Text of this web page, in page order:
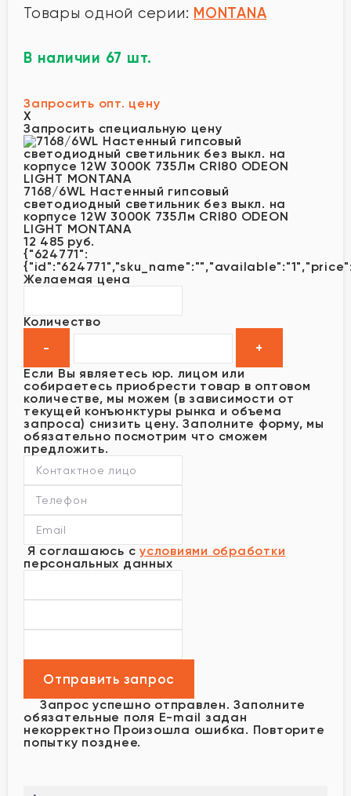
Товары одной серии: MONTANA
В наличии 67 шт.
Запросить опт. цену
X
Запросить специальную цену
7168/6WL Настенный гипсовый
светодиодный светильник без выкл. на
корпусе 12W 3000K 735Лм CRI80 ODEON
LIGHT MONTANA
12 485 руб.
{"624771":
Желаемая цена
Количество
Если Вы являетесь юр. лицом или
собираетесь приобрести товар в оптовом
количестве, мы можем (в зависимости от
текущей конъюнктуры рынка и объема
запроса) снизить цену. Заполните форму, мы
обязательно посмотрим что сможем
предложить.
Я соглашаюсь с условиями обработки
персональных данных
Запрос успешно отправлен. Заполните
обязательные поля E-mail задан
некорректно Произошла ошибка. Повторите
попытку позднее.